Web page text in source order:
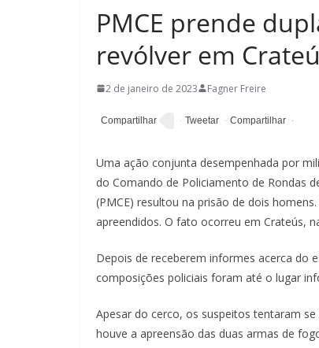
PMCE prende
revólver em
2 de janeiro de 2023 Fagner Freire
Uma ação conjunta desempenhada por
do Comando de Policiamento de Rondas
(PMCE) resultou na prisão de dois
apreendidos. O fato ocorreu em Crateús,
Depois de receberem informes acerca do
composições policiais foram até o lugar
Apesar do cerco, os suspeitos tentaram
houve a apreensão das duas armas de